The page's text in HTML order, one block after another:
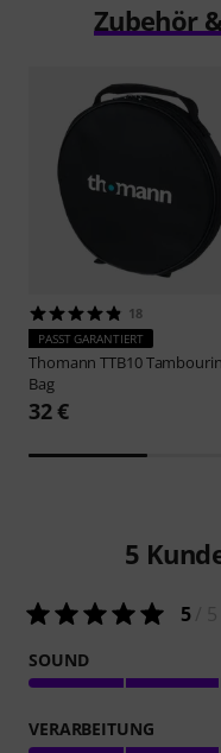
Zubehör
18
PASST GARANTIERT
ThomannTTB10
Bag
32 €
5
5/ 5
SOUND
VERARBEITUNG